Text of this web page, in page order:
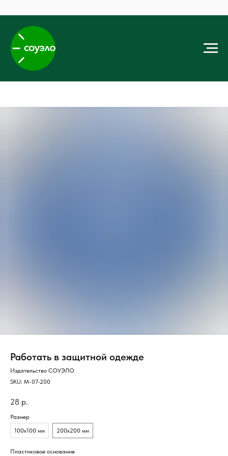
Работать в защитной одежде
Издательство СОУЭЛО
SKU: М-07-200
28 р.
Размер
100х100 мм
200х200 мм
Пластиковое основание